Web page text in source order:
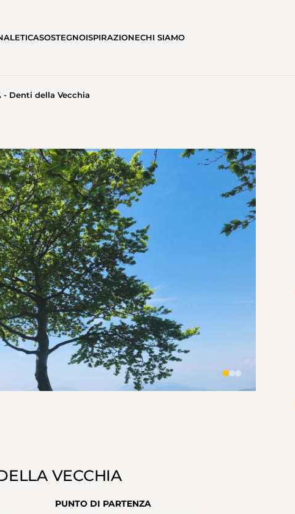
SOSTEGNOISPIRAZIONECHI SIAMO
- Denti della Vecchia
VECCHIA
PUNTO DI PARTENZA